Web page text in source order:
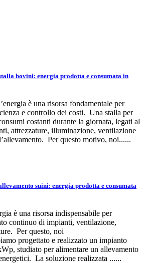
bovini: energia prodotta e consumata in
è una risorsa fondamentale per
e controllo dei costi. Una stalla per
costanti durante la giornata, legati al
attrezzature, illuminazione, ventilazione
Per questo motivo, noi......
suini: energia prodotta e consumata
è una risorsa indispensabile per
continuo di impianti, ventilazione,
Per questo, noi
progettato e realizzato un impianto
studiato per alimentare un allevamento
La soluzione realizzata ......